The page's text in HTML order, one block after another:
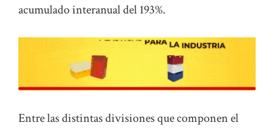
acumulado interanual del 193%.
Entre las distintas divisiones que componen el